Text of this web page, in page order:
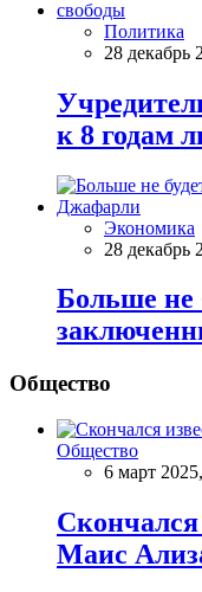
Политика
28 декабрь
к 8 годам
Экономика
28 декабрь
Больше не
Общество
Общество
6 март
Маис